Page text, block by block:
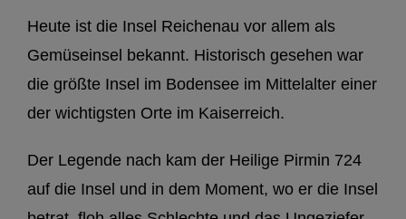
Heute ist die Insel Reichenau vor allem als
Gemüseinsel bekannt. Historisch gesehen war
die größte Insel im Bodensee im Mittelalter einer
der wichtigsten Orte im Kaiserreich.
Der Legende nach kam der Heilige Pirmin 724
auf die Insel und in dem Moment, wo er die Insel